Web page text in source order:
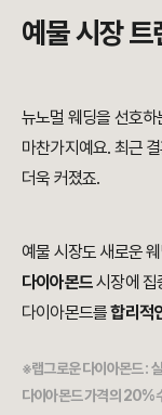
예물 시장 트
뉴노멀 웨딩을 선호
마찬가지예요. 최근
더욱 커졌죠.
예물 시장도 새로운
다이아몬드시장에 집
다이아몬드를합리적
※랩그로운 다이아몬드 :
다이아몬드 가격의 20%